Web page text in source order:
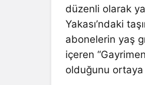
düzenli olarak
Yakası’ndaki
abonelerin yaş
içeren
olduğunu